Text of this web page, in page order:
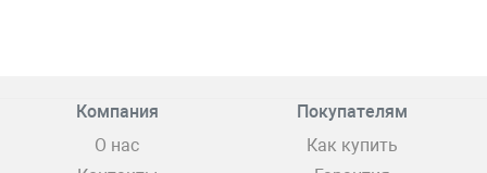
Компания
О нас
Покупателям
Как купить